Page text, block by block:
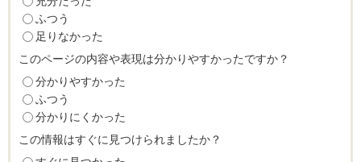
ふつう
足りなかった
このページの内容や表現は分かりやすかったですか？
分かりやすかった
ふつう
分かりにくかった
この情報はすぐに見つけられましたか？